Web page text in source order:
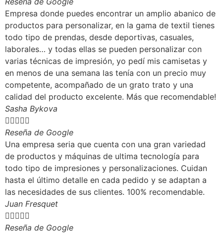
Empresa donde puedes encontrar un amplio abanico de
productos para personalizar, en la gama de textil tienes
todo tipo de prendas, desde deportivas, casuales,
laborales… y todas ellas se pueden personalizar con
varias técnicas de impresión, yo pedí mis camisetas y
en menos de una semana las tenía con un precio muy
competente, acompañado de un grato trato y una
calidad del producto excelente. Más que recomendable!
Sasha Bykova

Reseña de Google
Una empresa seria que cuenta con una gran variedad
de productos y máquinas de ultima tecnología para
todo tipo de impresiones y personalizaciones. Cuidan
hasta el último detalle en cada pedido y se adaptan a
las necesidades de sus clientes. 100% recomendable.
Juan Fresquet

Reseña de Google